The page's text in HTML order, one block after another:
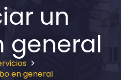
un
general
en general